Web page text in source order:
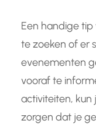
Een handige tip
te zoeken of er
evenementen
vooraf te
activiteiten, kun
zorgen dat je